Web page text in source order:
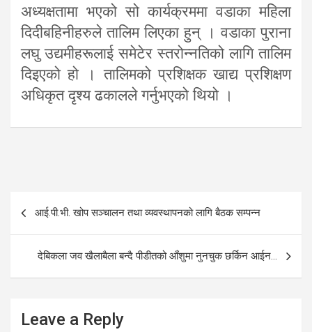
अध्यक्षतामा भएको सो कार्यक्रममा वडाका महिला
दिदीबहिनीहरुले तालिम लिएका हुन् । वडाका पुराना
लघु उद्यमीहरूलाई समेटेर स्तरोन्नतिको लागि तालिम
दिइएको हो । तालिमको प्रशिक्षक खाद्य प्रशिक्षण
अधिकृत दृश्य ढकालले गर्नुभएको थियो ।
navigation
आई.पी.भी. खोप सञ्चालन तथा व्यवस्थापनको लागि बैठक सम्पन्न
देबिकला जव खैलाबैला बन्दै पीडीतको आँशुमा नुनचुक छर्किन आईन…
Leave a Reply